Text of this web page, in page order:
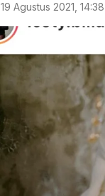
19 Agustus 2021, 14:38